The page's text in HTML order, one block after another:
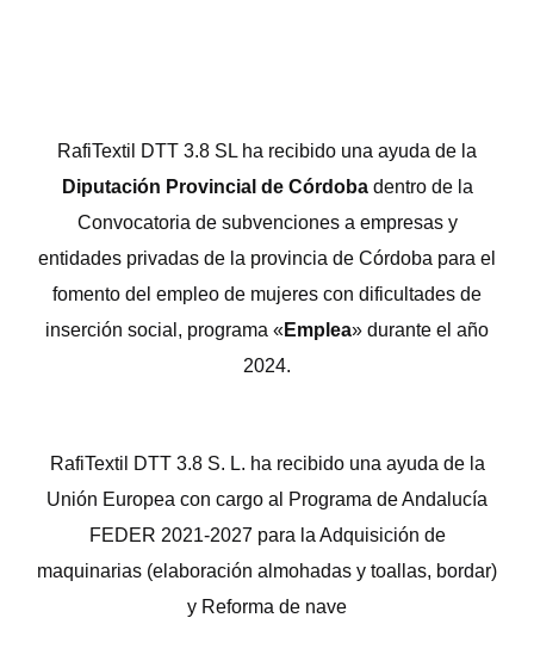
RafiTextil DTT 3.8 SL ha recibido una ayuda de la
Diputación Provincial de Córdobadentro de la
Convocatoria de subvenciones a empresas y
entidades privadas de la provincia de Córdoba para el
fomento del empleo de mujeres con dificultades de
inserción social, programa «Emplea» durante el año
2024.
RafiTextil DTT 3.8 S. L. ha recibido una ayuda de la
Unión Europea con cargo al Programa de Andalucía
FEDER 2021-2027 para la Adquisición de
maquinarias (elaboración almohadas y toallas, bordar)
y Reforma de nave